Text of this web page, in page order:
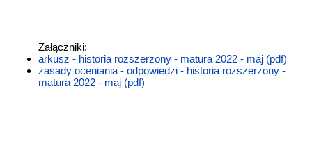
Załączniki:
arkusz - historia rozszerzony - matura 2022 - maj (pdf)
zasady oceniania - odpowiedzi - historia rozszerzony -
matura 2022 - maj (pdf)